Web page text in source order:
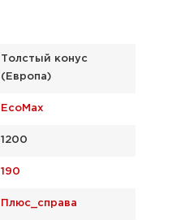
Толстый конус
(Европа)
EcoMax
1200
190
Плюс_справа